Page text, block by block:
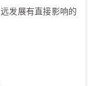
发展有直接影响的